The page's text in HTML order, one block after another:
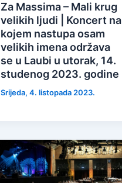
Za Massima – Mali krug
velikih ljudi | Koncert na
kojem nastupa osam
velikih imena održava
se u Laubi u utorak, 14.
studenog 2023. godine
Srijeda, 4. listopada 2023.